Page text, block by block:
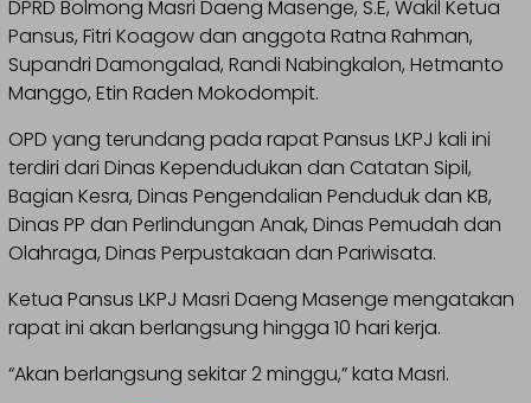
DPRD Bolmong Masri Daeng Masenge, S.E, Wakil Ketua
Pansus, Fitri Koagow dan anggota Ratna Rahman,
Supandri Damongalad, Randi Nabingkalon, Hetmanto
Manggo, Etin Raden Mokodompit.
OPD yang terundang pada rapat Pansus LKPJ kali ini
terdiri dari Dinas Kependudukan dan Catatan Sipil,
Bagian Kesra, Dinas Pengendalian Penduduk dan KB,
Dinas PP dan Perlindungan Anak, Dinas Pemudah dan
Olahraga, Dinas Perpustakaan dan Pariwisata.
Ketua Pansus LKPJ Masri Daeng Masenge mengatakan
rapat ini akan berlangsung hingga 10 hari kerja.
“Akan berlangsung sekitar 2 minggu,” kata Masri.